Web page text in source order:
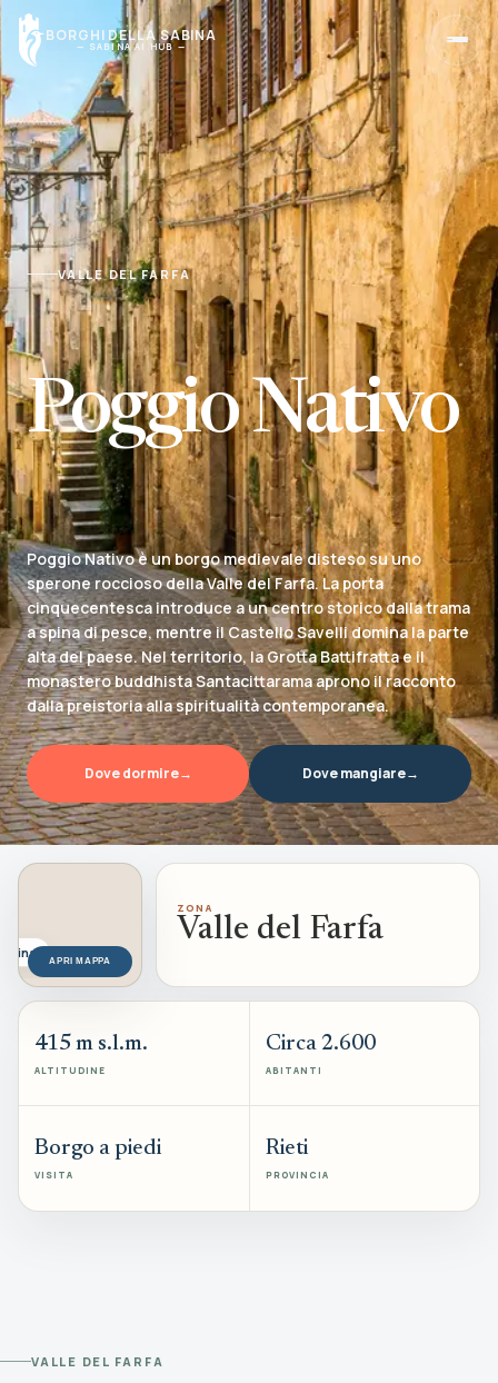
BORGHI DELLA SABINA
— SABINA AI HUB —
Home
Torna alla pagina principale
Borghi
Cerca un borgo o scegli una zona
Sapori
Tradizioni, tavole e produttori
Olio
Scopri l’olio della Sabina
Esperienze
Eventi, cammini, outdoor e pesca
Dove Dormire
Strutture e soggiorni nel territorio
Info
Informazioni sul progetto BDS
VALLE DEL FARFA
Poggio Nativo
Poggio Nativo è un borgo medievale disteso su uno
sperone roccioso della Valle del Farfa. La porta
cinquecentesca introduce a un centro storico dalla trama
a spina di pesce, mentre il Castello Savelli domina la parte
alta del paese. Nel territorio, la Grotta Battifratta e il
monastero buddhista Santacittarama aprono il racconto
dalla preistoria alla spiritualità contemporanea.
Dove dormire→ Dove mangiare→
APRI MAPPA
ZONA
Valle del Farfa
415 m s.l.m.
ALTITUDINE
Circa 2.600
ABITANTI
Borgo a piedi
VISITA
Rieti
PROVINCIA
VALLE DEL FARFA